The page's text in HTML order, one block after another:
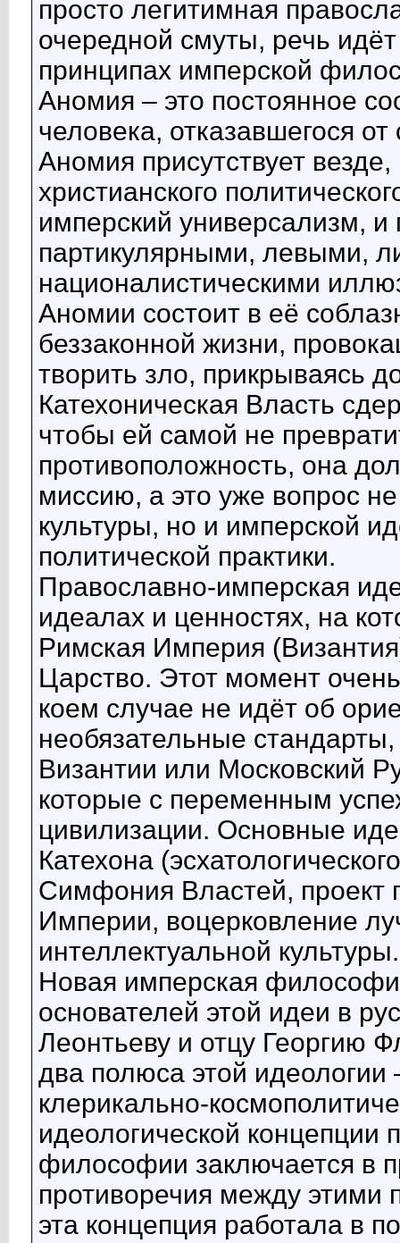
просто легитимная
очередной смуты, речь
принципах имперской
Аномия – это постоянное
человека, отказавшегося
Аномия присутствует
христианского
имперский универсализм,
партикулярными, левыми,
националистическими
Аномии состоит в её
беззаконной жизни,
творить зло, прикрываясь
Катехоническая Власть
чтобы ей самой не
противоположность, она
миссию, а это уже вопрос
культуры, но и имперской
политической практики.
Православно-имперская
идеалах и ценностях, на
Римская Империя
Царство. Этот момент
коем случае не идёт об
необязательные
Византии или Московский
которые с переменным
цивилизации. Основные
Катехона
Симфония Властей, проект
Империи, воцерковление
интеллектуальной культуры.
Новая имперская
основателей этой идеи в
Леонтьеву и отцу Георгию
два полюса этой идеологии
клерикально-
идеологической концепции
философии заключается в
противоречия между
эта концепция работала в